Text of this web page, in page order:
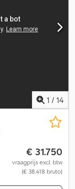
1 / 14
€ 31.750
vraagprijs excl. btw
(€ 38.418 bruto)